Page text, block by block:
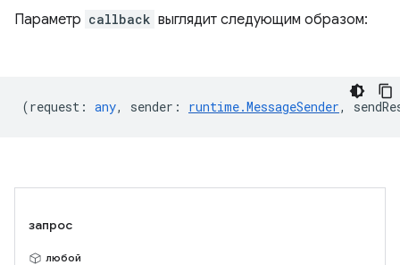
Параметр callback выглядит следующим образом:
(request : any, sender : runtime.MessageSender,
запрос
любой